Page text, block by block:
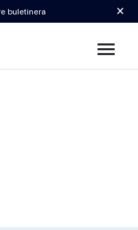
buletinera ×